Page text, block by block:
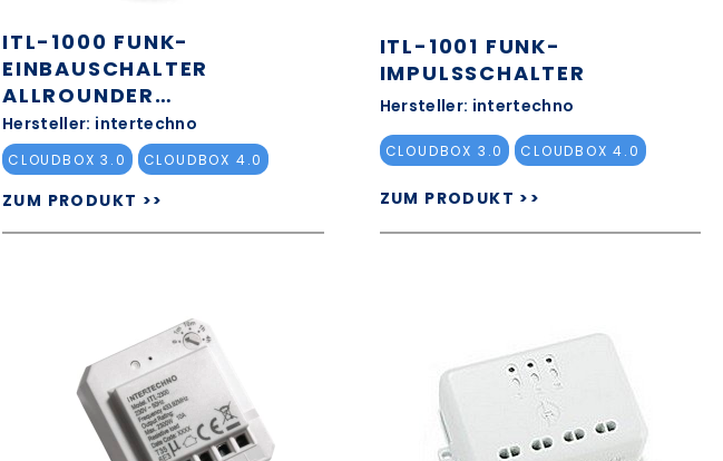
ITL-1000 FUNK-
EINBAUSCHALTER
ALLROUNDER
EIN/AUS/IMPULS
Hersteller: intertechno
CLOUDBOX 3.0 CLOUDBOX 4.0
ZUM PRODUKT >>
ITL-1001 FUNK-
IMPULSSCHALTER
Hersteller: intertechno
CLOUDBOX 3.0 CLOUDBOX 4.0
ZUM PRODUKT >>